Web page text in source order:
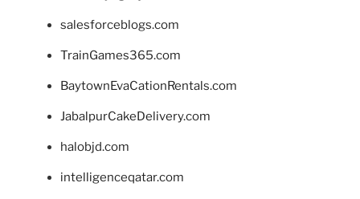
salesforceblogs.com
TrainGames365.com
BaytownEvaCationRentals.com
JabalpurCakeDelivery.com
halobjd.com
intelligenceqatar.com